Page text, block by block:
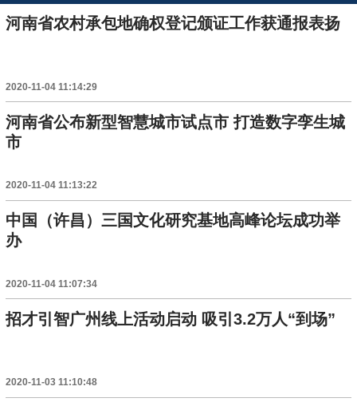
河南省农村承包地确权登记颁证工作获通报表扬
2020-11-04 11:14:29
河南省公布新型智慧城市试点市 打造数字孪生城
市
2020-11-04 11:13:22
中国（许昌）三国文化研究基地高峰论坛成功举
办
2020-11-04 11:07:34
招才引智广州线上活动启动 吸引3.2万人“到场”
2020-11-03 11:10:48